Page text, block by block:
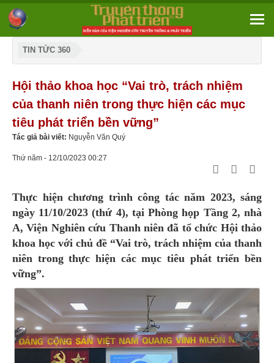
TIN TỨC 360
Hội thảo khoa học “Vai trò, trách nhiệm
của thanh niên trong thực hiện các mục
tiêu phát triển bền vững”
Tác giả bài viết: Nguyễn Văn Quý
Thứ năm - 12/10/2023 00:27
Thực hiện chương trình công tác năm 2023, sáng
ngày 11/10/2023 (thứ 4), tại Phòng họp Tầng 2, nhà
A, Viện Nghiên cứu Thanh niên đã tổ chức Hội thảo
khoa học với chủ đề “Vai trò, trách nhiệm của thanh
niên trong thực hiện các mục tiêu phát triển bền
vững”.